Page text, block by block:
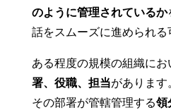
のように管理されているか
話をスムーズに進められる
ある程度の規模の組織に
署、役職、担当があります
その部署が管轄管理する領